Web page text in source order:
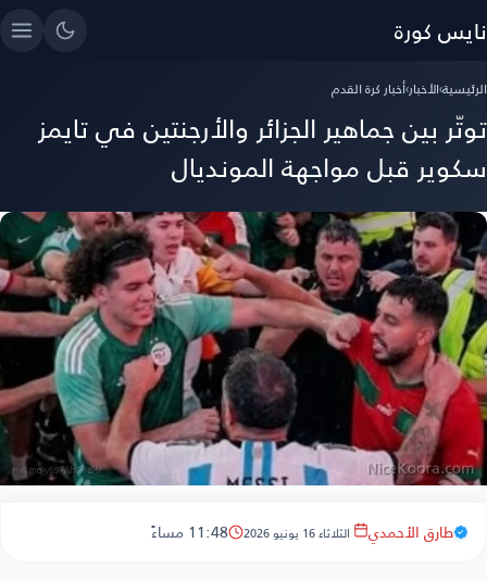
نايس كورة
الرئيسية›الأخبار›أخبار كرة القدم
توتّر بين جماهير الجزائر والأرجنتين في تايمز
سكوير قبل مواجهة المونديال
طارق الأحمدي الثلاثاء 16 يونيو 2026 11:48 مساءً